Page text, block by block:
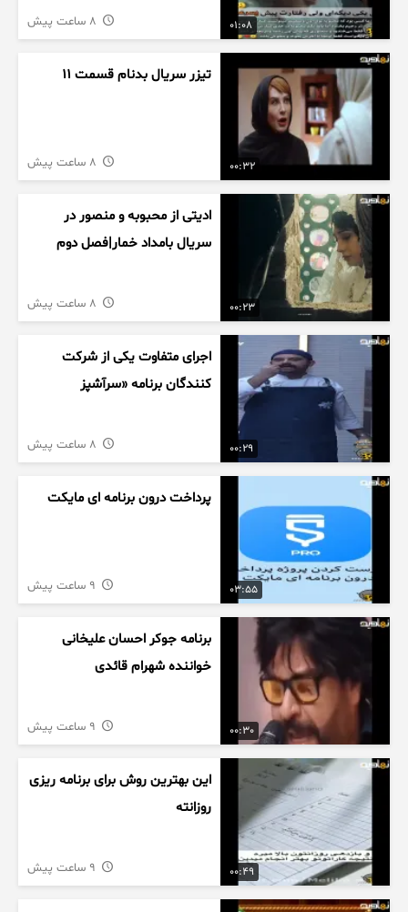
01:08
00:32
تیزر سریال بدنام قسمت 11
00:23
ادیتی از محبوبه و منصور در
سریال بامداد خمار|فصل دوم
00:29
اجرای متفاوت یکی از شرکت
کنندگان برنامه «سرآشپز
03:55
پرداخت درون برنامه ای مایکت
00:30
برنامه جوکر احسان علیخانی
خواننده شهرام قائدی
00:49
این بهترین روش برای برنامه ریزی
روزانته